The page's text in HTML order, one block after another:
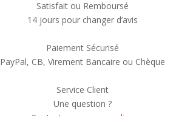
Satisfait ou Remboursé
14 jours pour changer d’avis
Paiement Sécurisé
PayPal, CB, Virement Bancaire ou Chèque
Service Client
Une question ?